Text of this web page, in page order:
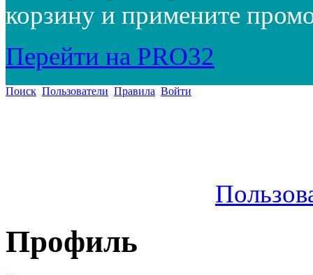
корзину и примените
Перейти на PRO32
Поиск Пользователи Правила Войти
Профиль